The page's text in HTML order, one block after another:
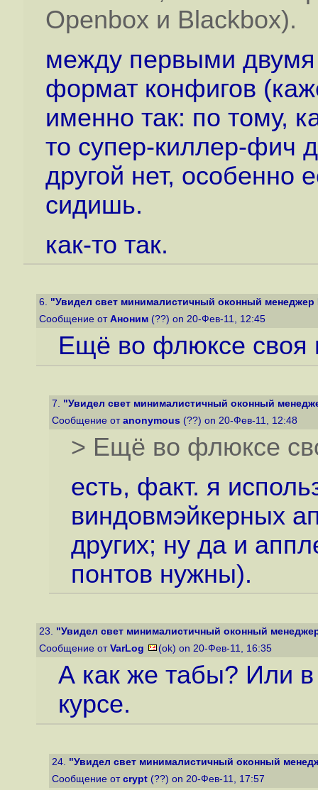
Openbox и Blackbox).
между первыми
формат конфигов
именно так: по тому,
то супер-киллер-фич
другой нет, особенно
сидишь.
как-то так.
6. "Увидел свет минималистичный оконный менеджер
Сообщение от Аноним (??) on 20-Фев-11, 12:45
Ещё во флюксе своя
7. "Увидел свет минималистичный оконный
Сообщение от anonymous (??) on 20-Фев-11, 12:48
> Ещё во флюксе
есть, факт. я
виндовмэйкерных
других; ну да и
понтов нужны).
23. "Увидел свет минималистичный оконный
Сообщение от VarLog (ok) on 20-Фев-11, 16:35
А как же табы? Или
курсе.
24. "Увидел свет минималистичный оконный
Сообщение от crypt (??) on 20-Фев-11, 17:57